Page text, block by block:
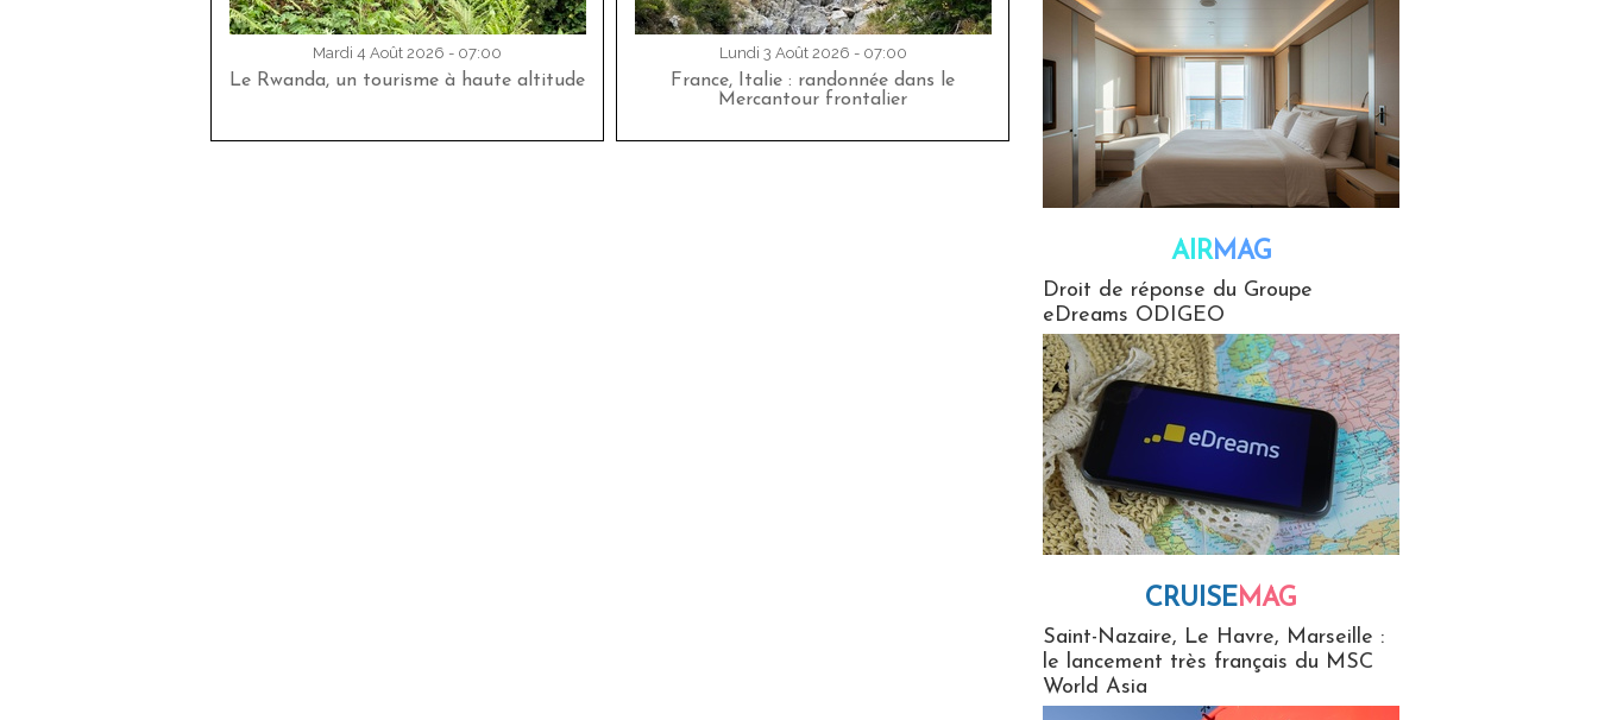
Mardi 4 Août 2026 - 07:00
Le Rwanda, un tourisme à haute altitude
Lundi 3 Août 2026 - 07:00
France, Italie : randonnée dans le
Mercantour frontalier
AIRMAG
Droit de réponse du Groupe
eDreams ODIGEO
CRUISEMAG
Saint-Nazaire, Le Havre, Marseille :
le lancement très français du MSC
World Asia